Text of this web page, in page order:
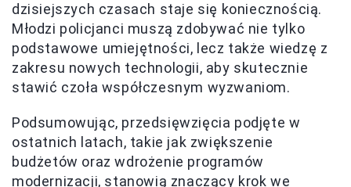
dzisiejszych czasach staje się koniecznością.
Młodzi policjanci muszą zdobywać nie tylko
podstawowe umiejętności, lecz także wiedzę z
zakresu nowych technologii, aby skutecznie
stawić czoła współczesnym wyzwaniom.
Podsumowując, przedsięwzięcia podjęte w
ostatnich latach, takie jak zwiększenie
budżetów oraz wdrożenie programów
modernizacji, stanowią znaczący krok we